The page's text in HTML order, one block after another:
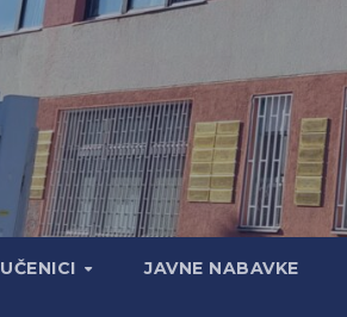
UČENICI JAVNE NABAVKE